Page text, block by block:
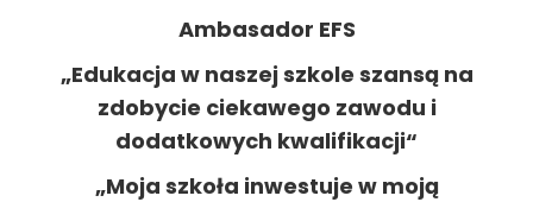
Ambasador EFS
„Edukacja w naszej szkole szansą na
zdobycie ciekawego zawodu i
dodatkowych kwalifikacji“
„Moja szkoła inwestuje w moją